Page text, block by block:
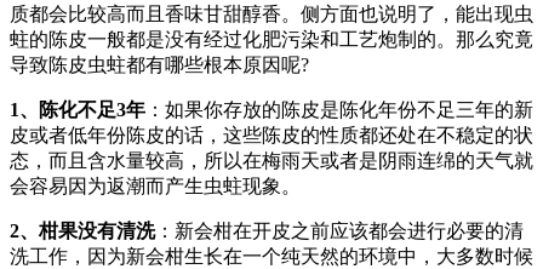
质都会比较高而且香味甘甜醇香。侧方面也说明了，能出现虫
蛀的陈皮一般都是没有经过化肥污染和工艺炮制的。那么究竟
导致陈皮虫蛀都有哪些根本原因呢?
1、陈化不足3年 ：如果你存放的陈皮是陈化年份不足三年的新
皮或者低年份陈皮的话，这些陈皮的性质都还处在不稳定的状
态，而且含水量较高，所以在梅雨天或者是阴雨连绵的天气就
会容易因为返潮而产生虫蛀现象。
2、柑果没有清洗：新会柑在开皮之前应该都会进行必要的清
洗工作，因为新会柑生长在一个纯天然的环境中，大多数时候